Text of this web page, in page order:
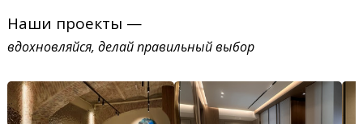
Наши проекты —
вдохновляйся, делай правильный выбор